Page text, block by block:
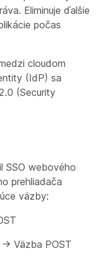
Eliminuje ďalšie
počas
cloudom
(IdP) sa
(Security
SSO webového
prehliadača
väzby:
> Väzba POST